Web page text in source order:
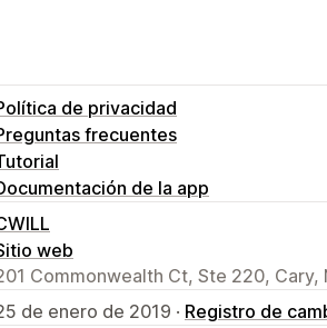
de privacidad
frecuentes
de la app
web
Commonwealth Ct, Ste 220, Cary,
de enero de 2019 · Registro de